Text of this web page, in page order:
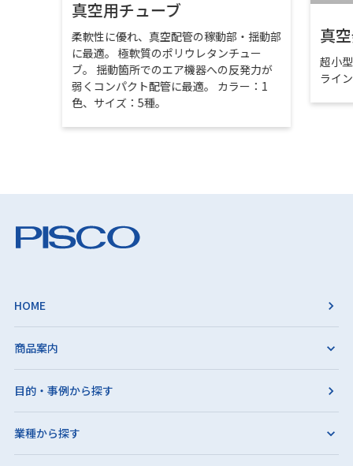
真空用チューブ
柔軟性に優れ、真空配管の稼動部・揺動部
に最適。 極軟質のポリウレタンチュー
ブ。 揺動箇所でのエア機器への反発力が
弱くコンパクト配管に最適。 カラー：1
色、サイズ：5種。
真
超小
ライ
HOME
商品案内
目的・事例から探す
業種から探す